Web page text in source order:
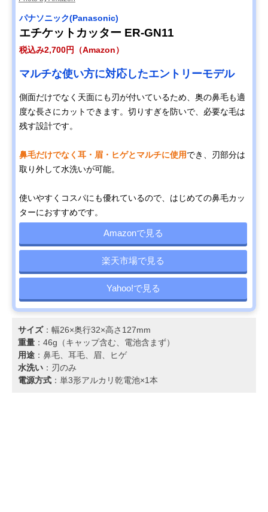
パナソニック(Panasonic)
エチケットカッター ER-GN11
税込み2,700円（Amazon）
マルチな使い方に対応したエントリーモデル
側面だけでなく天面にも刃が付いているため、奥の鼻毛も適
度な長さにカットできます。切りすぎを防いで、必要な毛は
残す設計です。
鼻毛だけでなく耳・眉・ヒゲとマルチに使用でき、刃部分は
取り外して水洗いが可能。
使いやすくコスパにも優れているので、はじめての鼻毛カッ
ターにおすすめです。
Amazonで見る
楽天市場で見る
Yahoo!で見る
サイズ：幅26×奥行32×高さ127mm
重量 ：46g（キャップ含む、電池含まず）
用途 ：鼻毛、耳毛、眉、ヒゲ
水洗い ：刃のみ
電源方式 ：単3形アルカリ乾電池×1本